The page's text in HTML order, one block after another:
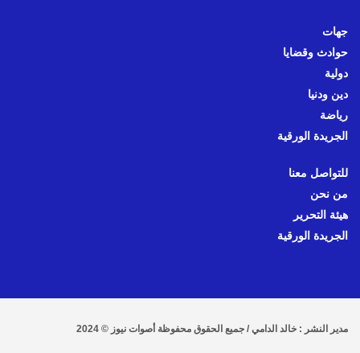
جهات
حوادث وقضايا
دولية
دين ودنيا
رياضة
الجريدة الورقية
للتواصل معنا
من نحن
هيئة التحرير
الجريدة الورقية
مدير النشر : خالد الدامي / جميع الحقوق محفوظة أصوات نيوز © 2024